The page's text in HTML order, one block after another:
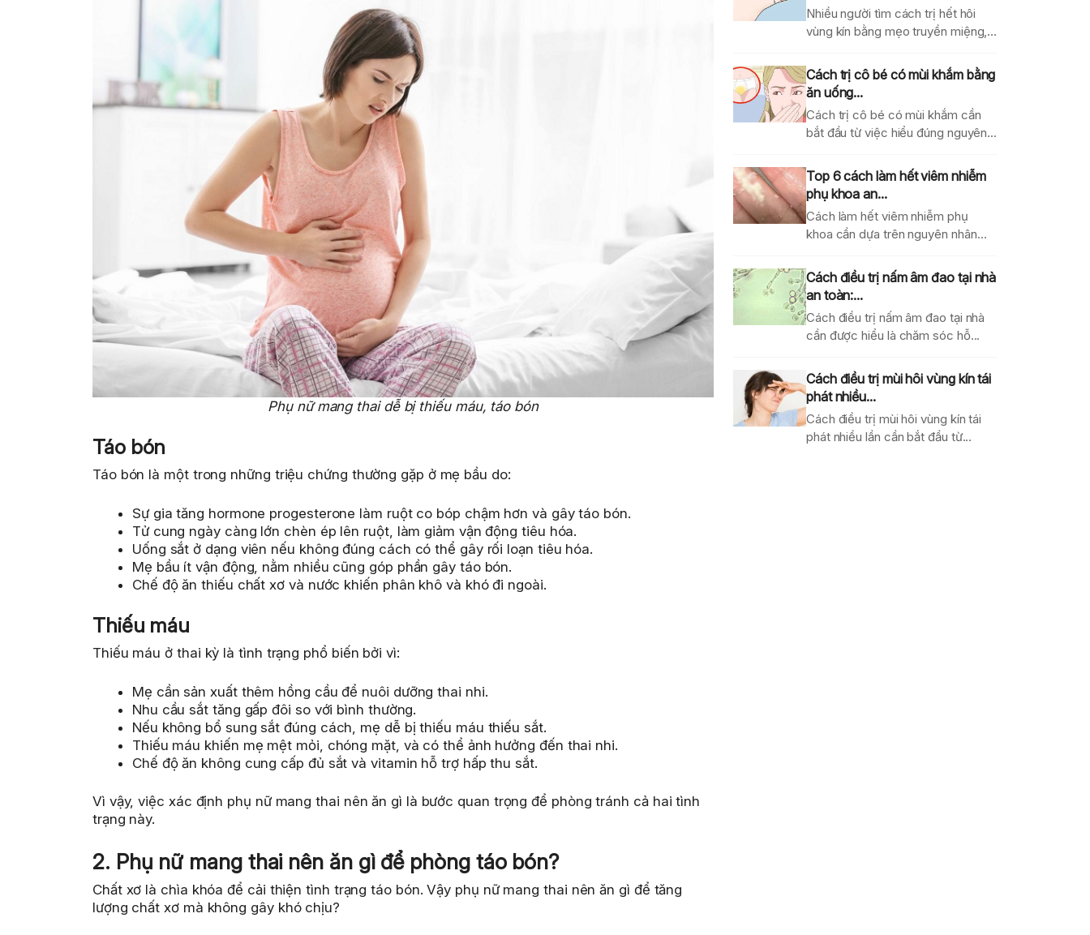
Phụ nữ mang thai dễ bị thiếu máu, táo bón
Táo bón
Táo bón là một trong những triệu chứng thường gặp ở mẹ bầu do:
Sự gia tăng hormone progesterone làm ruột co bóp chậm hơn và gây táo bón.
Tử cung ngày càng lớn chèn ép lên ruột, làm giảm vận động tiêu hóa.
Uống sắt ở dạng viên nếu không đúng cách có thể gây rối loạn tiêu hóa.
Mẹ bầu ít vận động, nằm nhiều cũng góp phần gây táo bón.
Chế độ ăn thiếu chất xơ và nước khiến phân khô và khó đi ngoài.
Thiếu máu
Thiếu máu ở thai kỳ là tình trạng phổ biến bởi vì:
Mẹ cần sản xuất thêm hồng cầu để nuôi dưỡng thai nhi.
Nhu cầu sắt tăng gấp đôi so với bình thường.
Nếu không bổ sung sắt đúng cách, mẹ dễ bị thiếu máu thiếu sắt.
Thiếu máu khiến mẹ mệt mỏi, chóng mặt, và có thể ảnh hưởng đến thai nhi.
Chế độ ăn không cung cấp đủ sắt và vitamin hỗ trợ hấp thu sắt.
Vì vậy, việc xác định phụ nữ mang thai nên ăn gì là bước quan trọng để phòng tránh cả hai tình
trạng này.
2. Phụ nữ mang thai nên ăn gì để phòng táo bón?
Chất xơ là chìa khóa để cải thiện tình trạng táo bón. Vậy phụ nữ mang thai nên ăn gì để tăng
lượng chất xơ mà không gây khó chịu?
Nhiều người tìm cách trị hết hôi
vùng kín bằng mẹo truyền miệng,
Cách trị cô bé có mùi khắm bằng
ăn uống...
Cách trị cô bé có mùi khắm cần
bắt đầu từ việc hiểu đúng nguyên...
Top 6 cách làm hết viêm nhiễm
phụ khoa an...
Cách làm hết viêm nhiễm phụ
khoa cần dựa trên nguyên nhân
Cách điều trị nấm âm đao tại nhà
an toàn:...
Cách điều trị nấm âm đao tại nhà
cần được hiểu là chăm sóc hỗ...
Cách điều trị mùi hôi vùng kín tái
phát nhiều...
Cách điều trị mùi hôi vùng kín tái
phát nhiều lần cần bắt đầu từ...